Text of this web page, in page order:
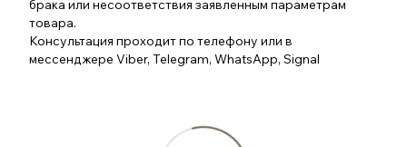
брака или несоответствия заявленным параметрам
товара.
Консультация проходит по телефону или в
мессенджере Viber, Telegram, WhatsApp, Signal